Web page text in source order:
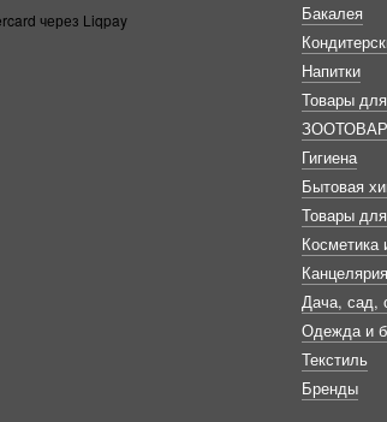
Бакалея
Напитки
Товары
Гигиена
Бытовая
Товары
Канцелярия
Дача, сад,
Одежда и
Текстиль
Бренды